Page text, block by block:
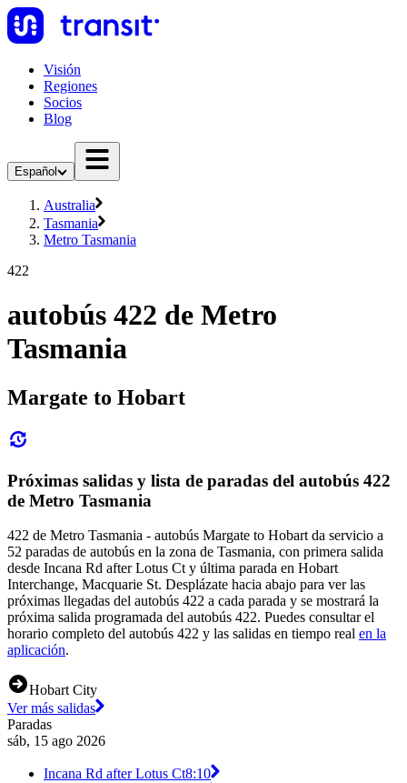
Visión
Regiones
Socios
Blog
Español
Australia
Tasmania
Metro Tasmania
422
autobús 422 de Metro
Tasmania
Margate to Hobart
Próximas salidas y lista de paradas del autobús 422
de Metro Tasmania
422 de Metro Tasmania - autobús Margate to Hobart da servicio a
52 paradas de autobús en la zona de Tasmania, con primera salida
desde Incana Rd after Lotus Ct y última parada en Hobart
Interchange, Macquarie St. Desplázate hacia abajo para ver las
próximas llegadas del autobús 422 a cada parada y se mostrará la
próxima salida programada del autobús 422. Puedes consultar el
horario completo del autobús 422 y las salidas en tiempo real en la
aplicación.
Hobart City
Ver más salidas
Paradas
sáb, 15 ago 2026
Incana Rd after Lotus Ct8:10